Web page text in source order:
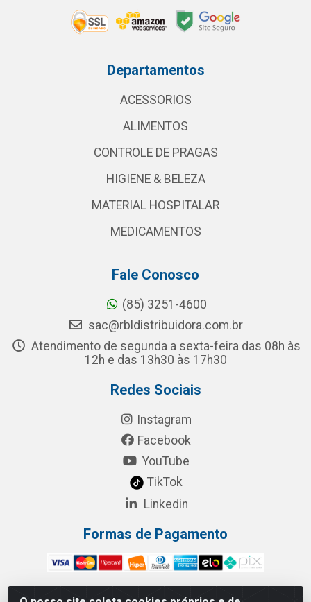
Departamentos
ACESSORIOS
ALIMENTOS
CONTROLE DE PRAGAS
HIGIENE & BELEZA
MATERIAL HOSPITALAR
MEDICAMENTOS
Fale Conosco
(85) 3251-4600
sac@rbldistribuidora.com.br
Atendimento de segunda a sexta-feira das 08h às
12h e das 13h30 às 17h30
Redes Sociais
Instagram
Facebook
YouTube
TikTok
Linkedin
Formas de Pagamento